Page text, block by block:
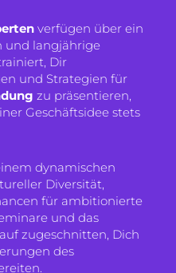
verfügen über ein
und langjährige
Dir
und Strategien für
zu präsentieren,
Geschäftsidee stets
dynamischen
Diversität,
für ambitionierte
und das
zugeschnitten, Dich
des